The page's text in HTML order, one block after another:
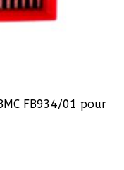
FB934/01 pour